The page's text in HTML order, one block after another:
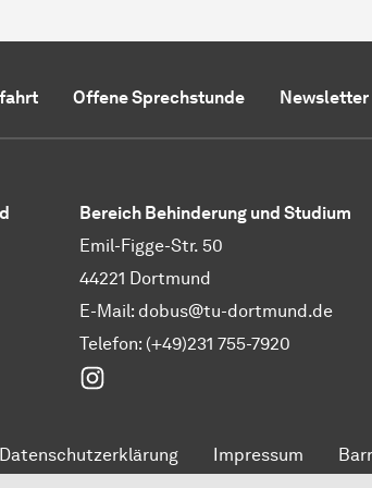
Offene Sprechstunde Newsletter
Bereich Behinderung und Studium
Emil-Figge-Str. 50
44221 Dortmund
E-Mail: dobus@tu-dortmund.de
Telefon: (+49)231 755-7920
Datenschutzerklärung Impressum